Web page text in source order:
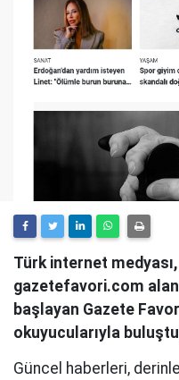
Türk internet
gazetefavori.com alan
başlayan Gazete
okuyucularıyla
Güncel haberleri,